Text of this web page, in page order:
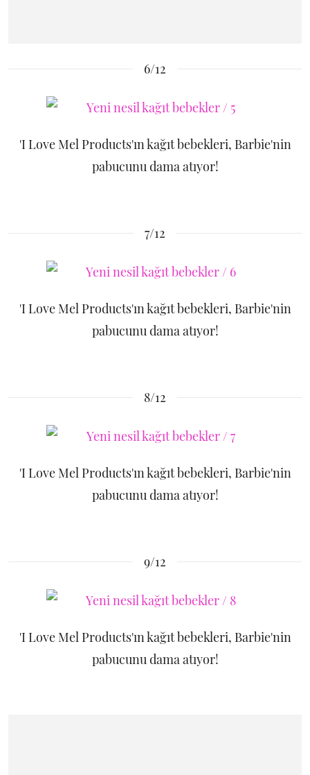
6/12
'I Love Mel Products'ın kağıt bebekleri, Barbie'nin
pabucunu dama atıyor!
7/12
'I Love Mel Products'ın kağıt bebekleri, Barbie'nin
pabucunu dama atıyor!
8/12
'I Love Mel Products'ın kağıt bebekleri, Barbie'nin
pabucunu dama atıyor!
9/12
'I Love Mel Products'ın kağıt bebekleri, Barbie'nin
pabucunu dama atıyor!